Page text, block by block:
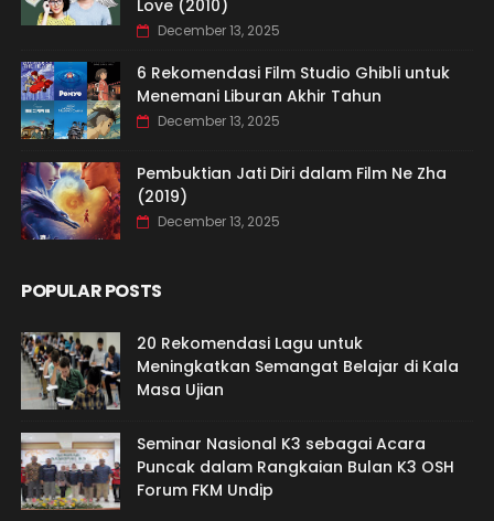
Love (2010)
December 13, 2025
6 Rekomendasi Film Studio Ghibli untuk
Menemani Liburan Akhir Tahun
December 13, 2025
Pembuktian Jati Diri dalam Film Ne Zha
(2019)
December 13, 2025
POPULAR POSTS
20 Rekomendasi Lagu untuk
Meningkatkan Semangat Belajar di Kala
Masa Ujian
Seminar Nasional K3 sebagai Acara
Puncak dalam Rangkaian Bulan K3 OSH
Forum FKM Undip